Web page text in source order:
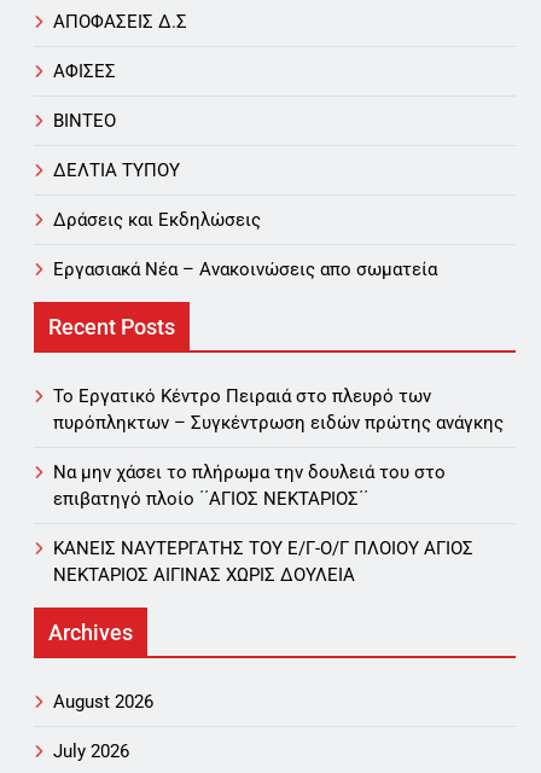
ΑΠΟΦΑΣΕΙΣ Δ.Σ
ΑΦΙΣΕΣ
ΒΙΝΤΕΟ
ΔΕΛΤΙΑ ΤΥΠΟΥ
Δράσεις και Εκδηλώσεις
Εργασιακά Νέα – Aνακοινώσεις απο σωματεία
Recent Posts
Το Εργατικό Κέντρο Πειραιά στο πλευρό των
πυρόπληκτων – Συγκέντρωση ειδών πρώτης ανάγκης
Να μην χάσει το πλήρωμα την δουλειά του στο
επιβατηγό πλοίο ΄΄ΑΓΙΟΣ ΝΕΚΤΑΡΙΟΣ΄΄
ΚΑΝΕΙΣ ΝΑΥΤΕΡΓΑΤΗΣ TOY Ε/Γ-Ο/Γ ΠΛΟΙΟY ΑΓΙΟΣ
ΝΕΚΤΑΡΙΟΣ ΑΙΓΙΝΑΣ ΧΩΡΙΣ ΔΟΥΛΕΙΑ
Archives
August 2026
July 2026